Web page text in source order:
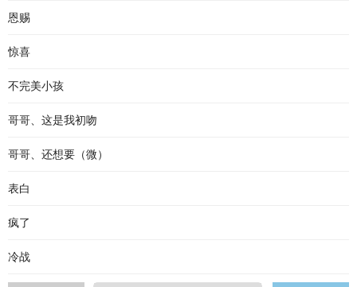
恩赐
惊喜
不完美小孩
哥哥、这是我初吻
哥哥、还想要（微）
表白
疯了
冷战